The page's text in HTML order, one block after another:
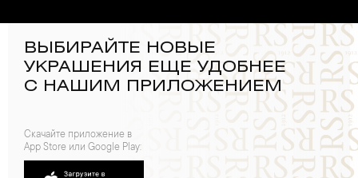
ВЫБИРАЙТЕ НОВЫЕ
УКРАШЕНИЯ ЕЩЕ УДОБНЕЕ
С НАШИМ ПРИЛОЖЕНИЕМ
Скачайте приложение в
App Store или Google Play: